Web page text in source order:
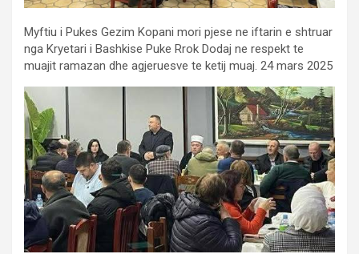
Myftiu i Pukes Gezim Kopani mori pjese ne iftarin e shtruar
nga Kryetari i Bashkise Puke Rrok Dodaj ne respekt te
muajit ramazan dhe agjeruesve te ketij muaj. 24 mars 2025